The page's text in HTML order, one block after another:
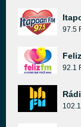
97.5
92.1